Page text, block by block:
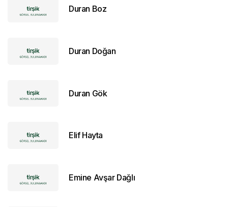
Duran Boz
Duran Doğan
Duran Gök
Elif Hayta
Emine Avşar Dağlı